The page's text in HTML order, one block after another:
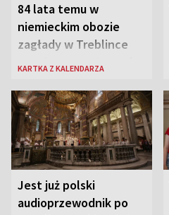
84 lata temu w
niemieckim obozie
zagłady w Treblince
zmarł Janusz Korczak
KARTKA Z KALENDARZA
Jest już polski
audioprzewodnik po